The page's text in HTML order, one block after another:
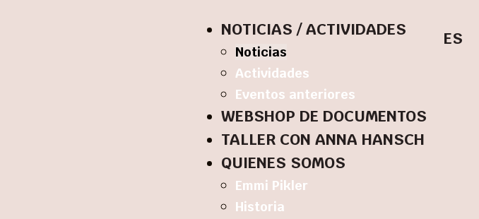
NOTICIAS / ACTIVIDADES
Noticias
Actividades
Eventos anteriores
WEBSHOP DE DOCUMENTOS
TALLER CON ANNA HANSCH
QUIENES SOMOS
Emmi Pikler
Historia
ES